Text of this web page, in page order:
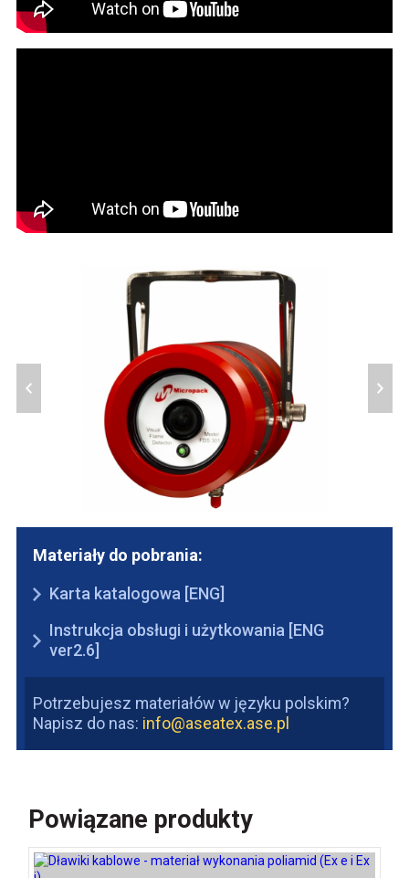
Materiały do pobrania:
Karta katalogowa [ENG]
Instrukcja obsługi i użytkowania [ENG
ver2.6]
Potrzebujesz materiałów w języku polskim?
Napisz do nas: info@aseatex.ase.pl
Powiązane produkty